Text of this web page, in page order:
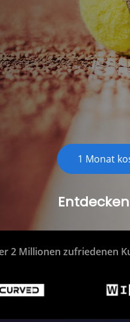
1 Monat
2 Millionen zufriedenen